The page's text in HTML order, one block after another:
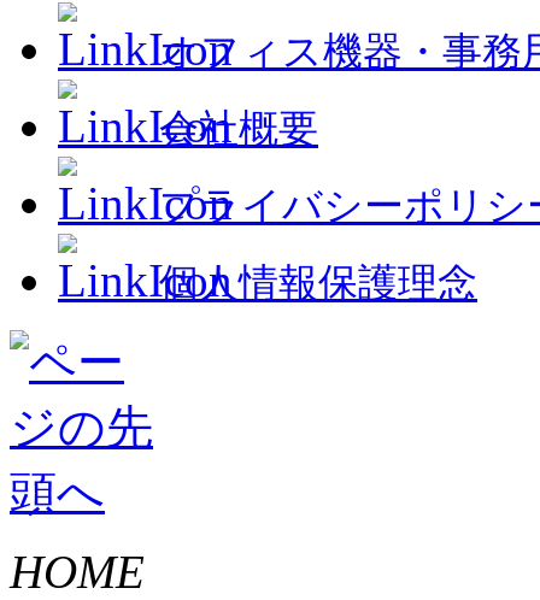
オフィス機器・事務
会社概要
プライバシーポリシ
個人情報保護理念
HOME